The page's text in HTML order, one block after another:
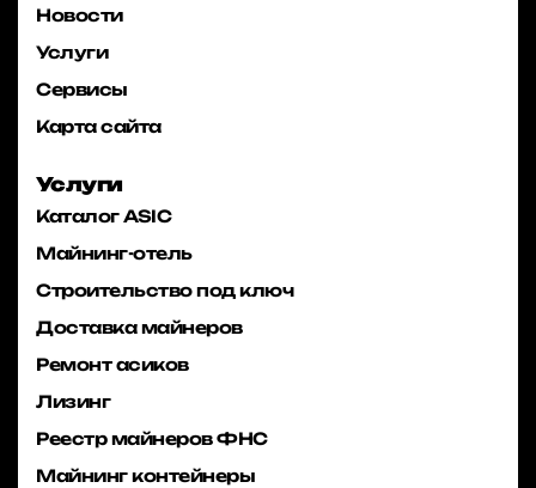
Новости
Услуги
Сервисы
Карта сайта
Услуги
Каталог ASIC
Майнинг-отель
Строительство под ключ
Доставка майнеров
Ремонт асиков
Лизинг
Реестр майнеров ФНС
Майнинг контейнеры